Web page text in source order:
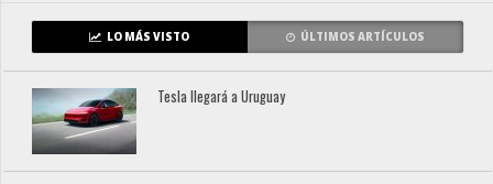
LO MÁS VISTO ÚLTIMOS ARTÍCULOS
Tesla llegará a Uruguay